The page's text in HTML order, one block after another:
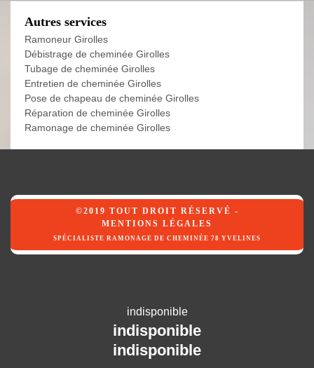
Autres services
Ramoneur Girolles
Débistrage de cheminée Girolles
Tubage de cheminée Girolles
Entretien de cheminée Girolles
Pose de chapeau de cheminée Girolles
Réparation de cheminée Girolles
Ramonage de cheminée Girolles
©2019 TOUT DROIT RÉSERVÉ -
MENTIONS LÉGALES
SPÉCIALISTE RAMONAGE DE CHEMINÉE 78 YVELINES
indisponible
indisponible
indisponible